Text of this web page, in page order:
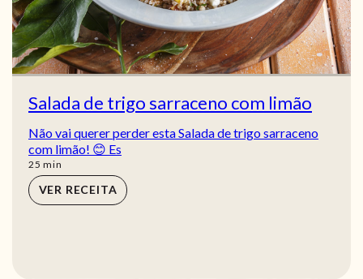
Salada de trigo sarraceno com limão
Não vai querer perder esta Salada de trigo sarraceno
com limão! 😊 Es
25 min
min
VER RECEITA